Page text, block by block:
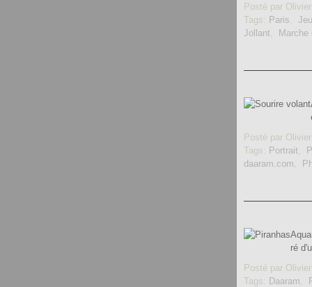
Posté par
Tags: Paris,
Jollant, Marche
Posté par
Tags: Portrait,
daaram.com,
ré
Posté par
Tags: Daaram,